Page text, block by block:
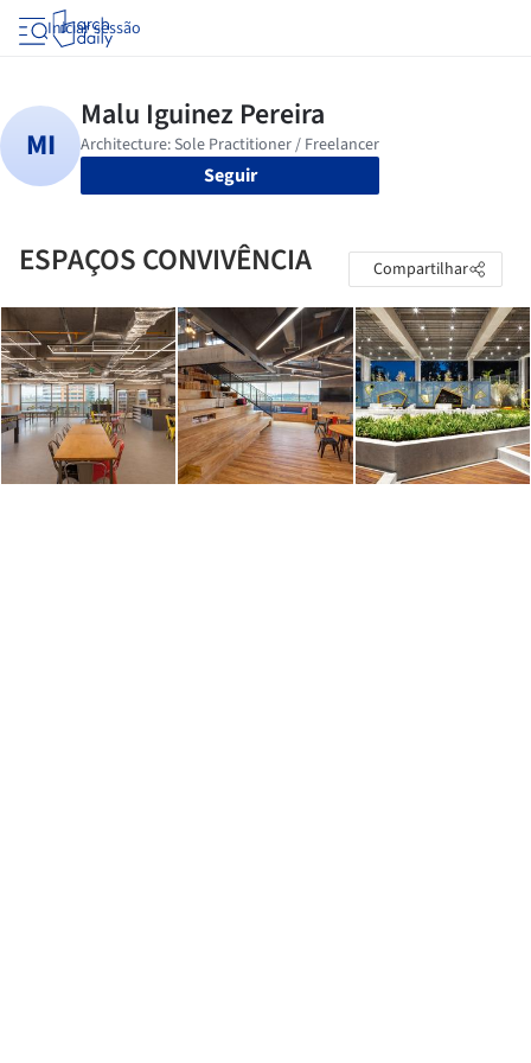
Iniciar sessão
Seguir
ESPAÇOS CONVIVÊNCIA Compartilhar